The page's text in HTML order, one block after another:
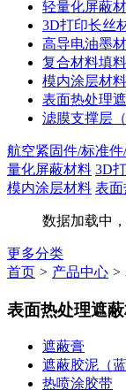
轻量化屏蔽
3D打印长丝
高导电油墨
复合材料填料
模内涂层材料
表面热处理
滤膜支撑层
航空紧固件/标准
量化屏蔽材料 3D
模内涂层材料 表
数据加载中
更多分类
首页 > 产品中心 >
表面热处理遮
遮蔽膏
遮蔽胶泥（蓝
热喷涂胶带